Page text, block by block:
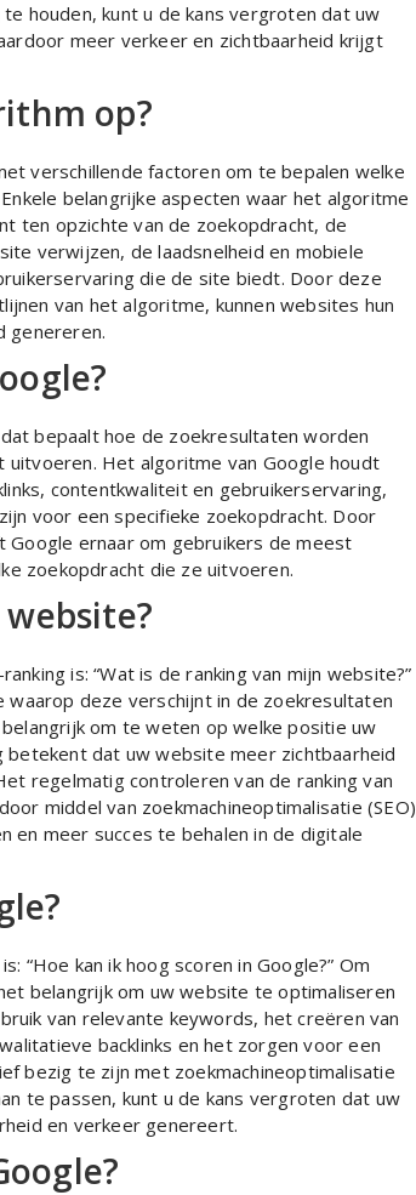
houden, kunt u de kans vergroten dat uw
meer verkeer en zichtbaarheid krijgt
op?
verschillende factoren om te bepalen welke
belangrijke aspecten waar het algoritme
ten opzichte van de zoekopdracht, de
verwijzen, de laadsnelheid en mobiele
die de site biedt. Door deze
van het algoritme, kunnen websites hun
genereren.
bepaalt hoe de zoekresultaten worden
uitvoeren. Het algoritme van Google houdt
contentkwaliteit en gebruikerservaring,
voor een specifieke zoekopdracht. Door
ernaar om gebruikers de meest
zoekopdracht die ze uitvoeren.
is: “Wat is de ranking van mijn website?”
deze verschijnt in de zoekresultaten
om te weten op welke positie uw
betekent dat uw website meer zichtbaarheid
regelmatig controleren van de ranking van
middel van zoekmachineoptimalisatie (SEO)
en meer succes te behalen in de digitale
“Hoe kan ik hoog scoren in Google?” Om
belangrijk om uw website te optimaliseren
van relevante keywords, het creëren van
backlinks en het zorgen voor een
bezig te zijn met zoekmachineoptimalisatie
te passen, kunt u de kans vergroten dat uw
en verkeer genereert.